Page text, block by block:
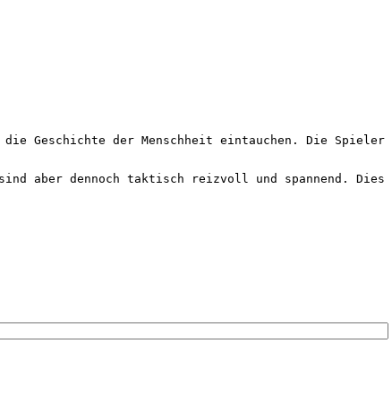
aber dennoch taktisch reizvoll und spannend.